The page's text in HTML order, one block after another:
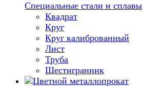
Специальные стали и сплавы
Квадрат
Круг
Круг калиброванный
Лист
Труба
Шестигранник